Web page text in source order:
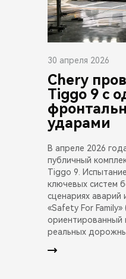
30 апреля 2026
Chery
Tiggo 9 с
ударами
В апреле 2026
публичный
Tiggo 9.
ключевых систем
сценариях
«Safety For Family»
ориентированный
реальных